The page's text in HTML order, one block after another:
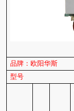
品牌：欧阳华斯
型号